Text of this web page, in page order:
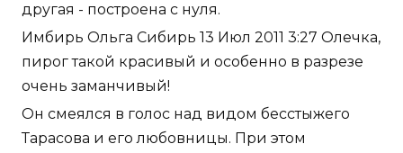
другая - построена с нуля.
Имбирь Ольга Сибирь 13 Июл 2011 3:27 Олечка,
пирог такой красивый и особенно в разрезе
очень заманчивый!
Он смеялся в голос над видом бесстыжего
Тарасова и его любовницы. При этом